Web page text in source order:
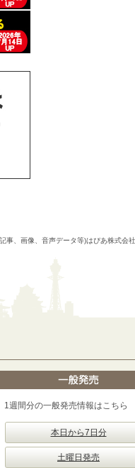
事、画像、音声データ等)はぴあ株式会
1週間分の一般発売情報はこちら
本日から7日分
土曜日発売